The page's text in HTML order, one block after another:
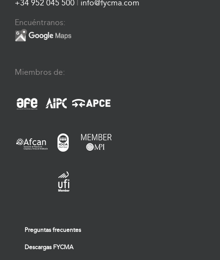
+34 952 045 500 info@fycma.com
Encuéntranos:
Miembros de:
Preguntas frecuentes
Descargas FYCMA